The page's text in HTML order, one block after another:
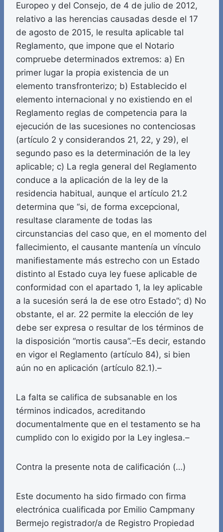
Europeo y del Consejo, de 4 de julio de 2012,
relativo a las herencias causadas desde el 17
de agosto de 2015, le resulta aplicable tal
Reglamento, que impone que el Notario
compruebe determinados extremos: a) En
primer lugar la propia existencia de un
elemento transfronterizo; b) Establecido el
elemento internacional y no existiendo en el
Reglamento reglas de competencia para la
ejecución de las sucesiones no contenciosas
(artículo 2 y considerandos 21, 22, y 29), el
segundo paso es la determinación de la ley
aplicable; c) La regla general del Reglamento
conduce a la aplicación de la ley de la
residencia habitual, aunque el artículo 21.2
determina que “si, de forma excepcional,
resultase claramente de todas las
circunstancias del caso que, en el momento del
fallecimiento, el causante mantenía un vínculo
manifiestamente más estrecho con un Estado
distinto al Estado cuya ley fuese aplicable de
conformidad con el apartado 1, la ley aplicable
a la sucesión será la de ese otro Estado”; d) No
obstante, el ar. 22 permite la elección de ley
debe ser expresa o resultar de los términos de
la disposición “mortis causa”.–Es decir, estando
en vigor el Reglamento (artículo 84), si bien
aún no en aplicación (artículo 82.1).–
La falta se califica de subsanable en los
términos indicados, acreditando
documentalmente que en el testamento se ha
cumplido con lo exigido por la Ley inglesa.–
Contra la presente nota de calificación (…)
Este documento ha sido firmado con firma
electrónica cualificada por Emilio Campmany
Bermejo registrador/a de Registro Propiedad